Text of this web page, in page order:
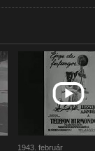
1943. február